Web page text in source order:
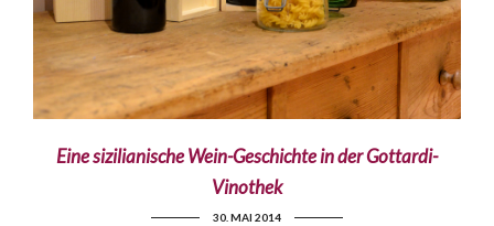
Eine sizilianische Wein-Geschichte in der Gottardi-
Vinothek
30. MAI 2014